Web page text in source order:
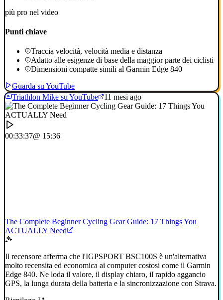
più pro nel video
Punti chiave
Traccia velocità, velocità media e distanza
Adatto alle esigenze di base della maggior parte dei ciclisti
Dimensioni compatte simili al Garmin Edge 840
Guarda su YouTube
Triathlon Mike su YouTube
11 mesi ago
00:33:37@ 15:36
The Complete Beginner Cycling Gear Guide: 17 Things You
ACTUALLY Need
Il recensore afferma che l'IGPSPORT BSC100S è un'alternativa
molto recensita ed economica ai computer costosi come il Garmin
Edge 840. Ne loda il valore, il display chiaro, il rapido aggancio
GPS, la lunga durata della batteria e la sincronizzazione con Strava.